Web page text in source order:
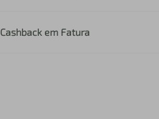
Cashback em Fatura